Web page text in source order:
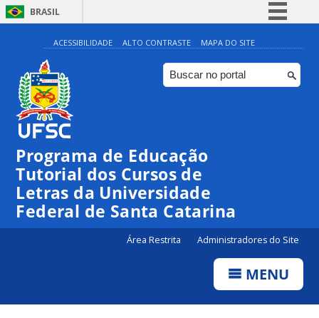
BRASIL
Simplifique!
Comunica BR
Participe
ACESSIBILIDADE ALTO CONTRASTE MAPA DO SITE
Programa de Educação
Tutorial dos Cursos de
Letras da Universidade
Federal de Santa Catarina
Área Restrita Administradores do Site
MENU